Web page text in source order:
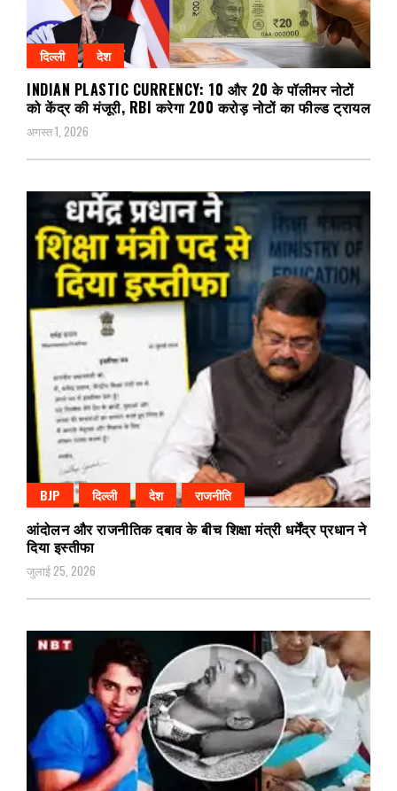
दिल्ली देश
INDIAN PLASTIC CURRENCY: ₹10 और ₹20 के पॉलीमर नोटों
को केंद्र की मंजूरी, RBI करेगा 200 करोड़ नोटों का फील्ड ट्रायल
अगस्त 1, 2026
BJP दिल्ली देश राजनीति
आंदोलन और राजनीतिक दबाव के बीच शिक्षा मंत्री धर्मेंद्र प्रधान ने
दिया इस्तीफा
जुलाई 25, 2026